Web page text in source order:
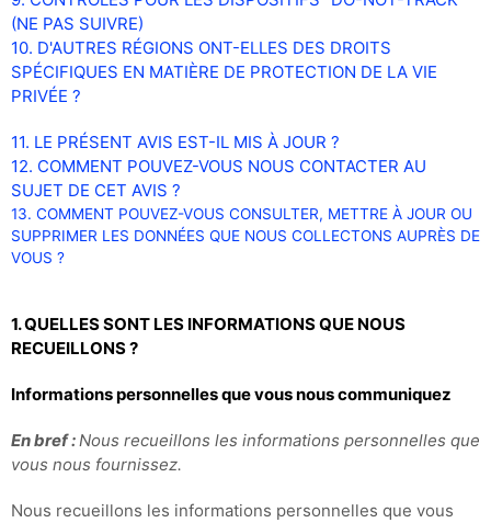
(NE PAS SUIVRE)
10. D'AUTRES RÉGIONS ONT-ELLES DES DROITS
SPÉCIFIQUES EN MATIÈRE DE PROTECTION DE LA VIE
PRIVÉE ?
11. LE PRÉSENT AVIS EST-IL MIS À JOUR ?
12. COMMENT POUVEZ-VOUS NOUS CONTACTER AU
SUJET DE CET AVIS ?
13. COMMENT POUVEZ-VOUS CONSULTER, METTRE À JOUR OU
SUPPRIMER LES DONNÉES QUE NOUS COLLECTONS AUPRÈS DE
VOUS ?
1. QUELLES SONT LES INFORMATIONS QUE NOUS
RECUEILLONS ?
Informations personnelles que vous nous communiquez
En bref :Nous recueillons les informations personnelles que
vous nous fournissez.
Nous recueillons les informations personnelles que vous